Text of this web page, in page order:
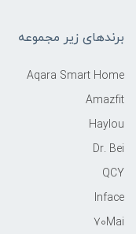
برندهای زیر مجموعه
Aqara Smart Home
Amazfit
Haylou
Dr. Bei
QCY
Inface
70Mai